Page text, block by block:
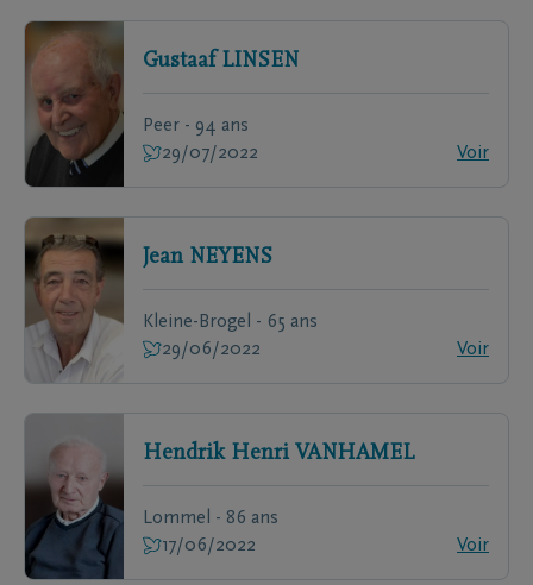
Gustaaf LINSEN
Peer - 94 ans
29/07/2022
Voir
Jean NEYENS
Kleine-Brogel - 65 ans
29/06/2022
Voir
Hendrik Henri VANHAMEL
Lommel - 86 ans
17/06/2022
Voir